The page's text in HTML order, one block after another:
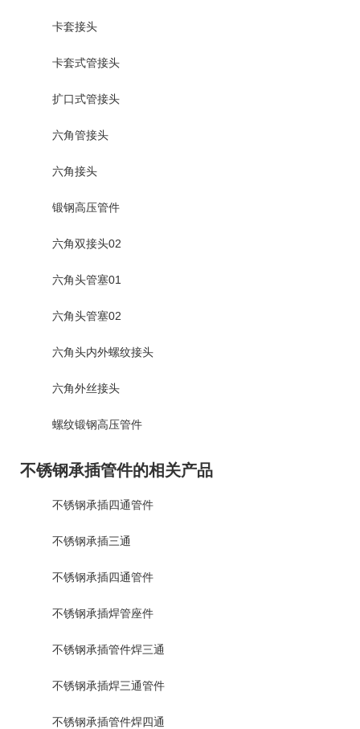
卡套接头
卡套式管接头
扩口式管接头
六角管接头
六角接头
锻钢高压管件
六角双接头02
六角头管塞01
六角头管塞02
六角头内外螺纹接头
六角外丝接头
螺纹锻钢高压管件
不锈钢承插管件的相关产品
不锈钢承插四通管件
不锈钢承插三通
不锈钢承插四通管件
不锈钢承插焊管座件
不锈钢承插管件焊三通
不锈钢承插焊三通管件
不锈钢承插管件焊四通